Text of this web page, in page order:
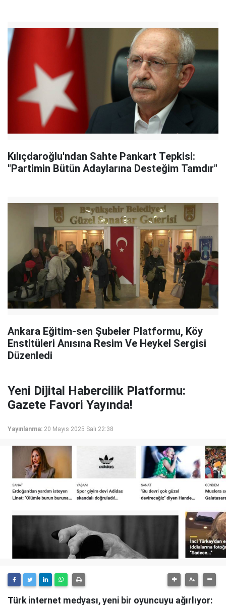
Kılıçdaroğlu'ndan Sahte Pankart Tepkisi:
"Partimin Bütün Adaylarına Desteğim Tamdır"
Ankara Eğitim-sen Şubeler Platformu, Köy
Enstitüleri Anısına Resim Ve Heykel Sergisi
Düzenledi
Yeni Dijital Habercilik Platformu:
Gazete Favori Yayında!
Yayınlanma: 20 Mayıs 2025 Salı 22:38
Türk internet medyası, yeni bir oyuncuyu ağırlıyor: